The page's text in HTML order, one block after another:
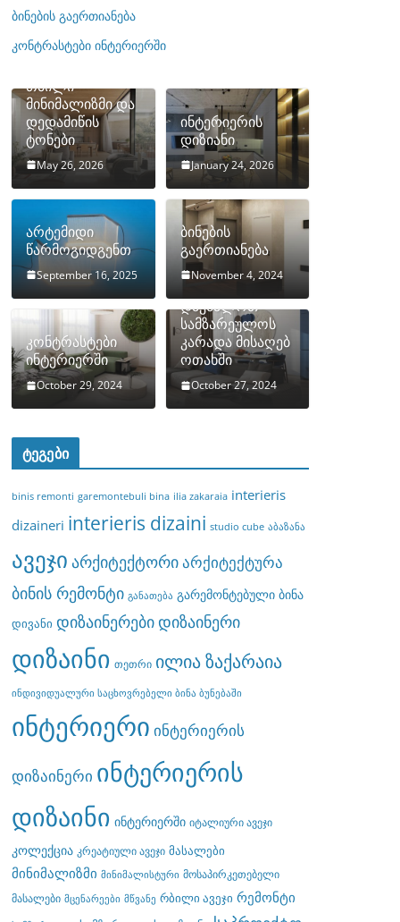
ბ
ი
ბინების გაერთიანება
კონტრასტები ინტერიერში
თბილი
მინიმალიზმი და
დედამიწის
ტონები
May 26, 2026
ინტერიერის
დიზიანი
January 24, 2026
არტემიდი
წარმოგიდგენთ
September 16, 2025
ბინების
გაერთიანება
November 4, 2024
კონტრასტები
ინტერიერში
October 29, 2024
როგორ
დავმალოთ
სამზარეულოს
კარადა მისაღებ
ოთახში
October 27, 2024
ტეგები
binis remonti garemontebuli bina ilia zakaraia interieris
dizaineri interieris dizaini studio cube აბაზანა
ავეჯი არქიტექტორიარქიტექტურა
ბინის რემონტი განათება გარემონტებული ბინა
დივანი დიზაინერებიდიზაინერი
დიზაინი თეთრი ილია ზაქარაია
ინდივიდუალური საცხოვრებელი ბინა ბუნებაში
ინტერიერი ინტერიერის
დიზაინერი ინტერიერის
დიზაინი ინტერიერში იტალიური ავეჯი
კოლექცია კრეატიული ავეჯი მასალები
მინიმალიზმი მინიმალისტური მოსაპირკეთებელი
მასალები მცენარეები მწვანე რბილი ავეჯი რემონტი